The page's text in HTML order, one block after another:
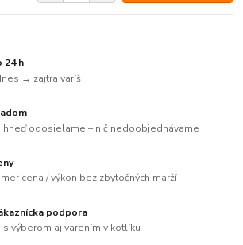
24 h
→ zajtra varíš
hneď odosielame – nič nedoobjednávame
cena / výkon bez zbytočných marží
podpora
výberom aj varením v kotlíku